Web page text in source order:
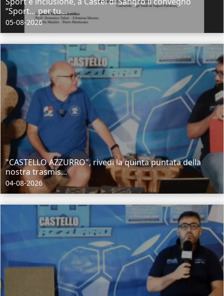
“Sport… per tu...
05-08-2026
"CASTELLO AZZURRO", rivedi la quinta puntata della
nostra trasmis...
04-08-2026